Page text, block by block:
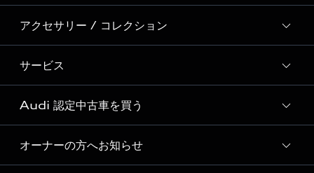
Audi Sport
Formula 1®
デジタルサービス
新車在庫検索
試乗車・展示車検索
見積り依頼
試乗予約
モデル一覧
特別仕様モデル / 限定モデル
e-tronラインアップ
価格シミュレーション
車両比較
アクセサリー / コレクション
純正アクセサリー
オンラインショップ
Audi collection
アウディナビアプリ
サービス
サービス入庫予約
サービスプログラム
メンテナンス
Audi 認定中古車を買う
Audi認定中古車
オーナーの方へお知らせ